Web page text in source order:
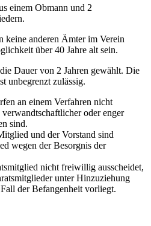
einem Obmann und 2
anderen Ämter im Verein
über 40 Jahre alt sein.
Dauer von 2 Jahren gewählt. Die
unbegrenzt zulässig.
an einem Verfahren nicht
oder enger
sind.
und der Vorstand sind
wegen der Besorgnis der
nicht freiwillig ausscheidet,
unter Hinzuziehung
der Befangenheit vorliegt.